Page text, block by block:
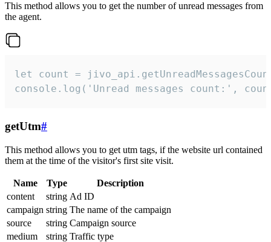
This method allows you to get the number of unread messages from
the agent.
let count =
console.log('Unread messages count:',
getUtm#
This method allows you to get utm tags, if the website url contained
them at the time of the visitor's first site visit.
Name Type
Description
content
string Ad ID
campaign string The name of the campaign
source
string Campaign source
medium
string Traffic type